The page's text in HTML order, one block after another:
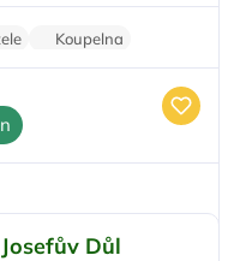
Koupelna
zdarma
Důl